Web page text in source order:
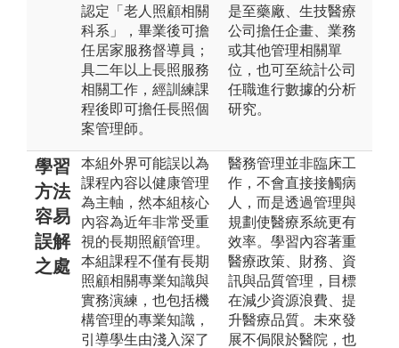
認定「老人照顧相關
科系」，畢業後可擔
任居家服務督導員；
具二年以上長照服務
相關工作，經訓練課
程後即可擔任長照個
案管理師。
是至藥廠、生技醫療
公司擔任企畫、業務
或其他管理相關單
位，也可至統計公司
任職進行數據的分析
研究。
學習
方法
容易
誤解
之處
本組外界可能誤以為
課程內容以健康管理
為主軸，然本組核心
內容為近年非常受重
視的長期照顧管理。
本組課程不僅有長期
照顧相關專業知識與
實務演練，也包括機
構管理的專業知識，
引導學生由淺入深了
醫務管理並非臨床工
作，不會直接接觸病
人，而是透過管理與
規劃使醫療系統更有
效率。學習內容著重
醫療政策、財務、資
訊與品質管理，目標
在減少資源浪費、提
升醫療品質。未來發
展不侷限於醫院，也